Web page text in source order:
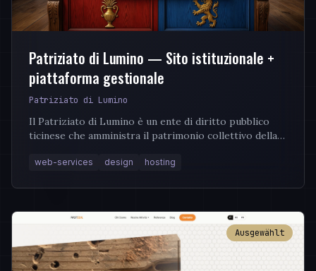
Patriziato di Lumino — Sito istituzionale +
piattaforma gestionale
Patriziato di Lumino
Il Patriziato di Lumino è un ente di diritto pubblico
ticinese che amministra il patrimonio collettivo della
web-services design hosting
Ausgewählt